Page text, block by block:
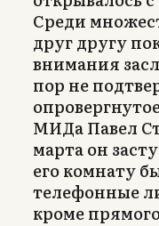
Среди
друг другу
внимания
пор не
МИДа Павел
марта он
его комнату
телефонные
кроме